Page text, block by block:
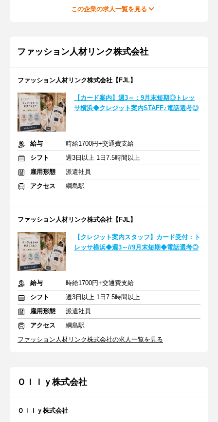
この企業の求人一覧を見る
ファッション人材リンク株式会社
ファッション人材リンク株式会社【FJL】
【カード案内】週3～：9月末短期◎トレッ
サ横浜◆クレジット案内STAFF♪電話選考◎
給与
時給1700円+交通費支給
シフト
週3日以上 1日7.5時間以上
雇用形態
派遣社員
アクセス
綱島駅
ファッション人材リンク株式会社【FJL】
【クレジット案内スタッフ】カード受付：ト
レッサ横浜◆週3～//9月末短期◆電話選考◎
給与
時給1700円+交通費支給
シフト
週3日以上 1日7.5時間以上
雇用形態
派遣社員
アクセス
綱島駅
ファッション人材リンク株式会社の求人一覧を見る
Ｏｌｌｙ株式会社
Ｏｌｌｙ株式会社